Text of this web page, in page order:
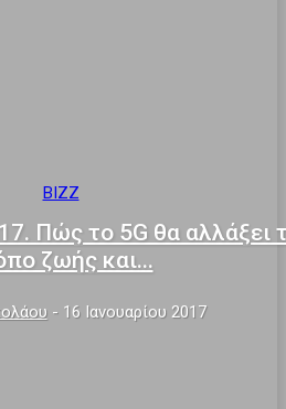
BIZZ
Πώς το 5G θα αλλάξει
ζωής και...
- 16 Ιανουαρίου 2017